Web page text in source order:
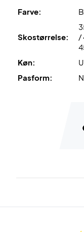
optimalt greb og
Round Sole
er
mere effektivt
Farve:
Skostørrelse:
/
Køn:
Pasform: